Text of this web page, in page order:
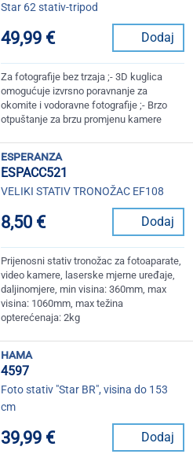
Star 62 stativ-tripod
49,99 € Dodaj
Za fotografije bez trzaja ;- 3D kuglica
omogućuje izvrsno poravnanje za
okomite i vodoravne fotografije ;- Brzo
otpuštanje za brzu promjenu kamere
esperanza
ESPACC521
VELIKI STATIV TRONOŽAC EF108
8,50 € Dodaj
Prijenosni stativ tronožac za fotoaparate,
video kamere, laserske mjerne uređaje,
daljinomjere, min visina: 360mm, max
visina: 1060mm, max težina
opterećenaja: 2kg
hama
4597
Foto stativ "Star BR", visina do 153
cm
39,99 € Dodaj